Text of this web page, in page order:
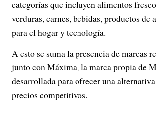
categorías que incluyen alimentos
verduras, carnes, bebidas, productos de
para el hogar y tecnología.
A esto se suma la presencia de marcas
junto con Máxima, la marca propia de
desarrollada para ofrecer una
precios competitivos.